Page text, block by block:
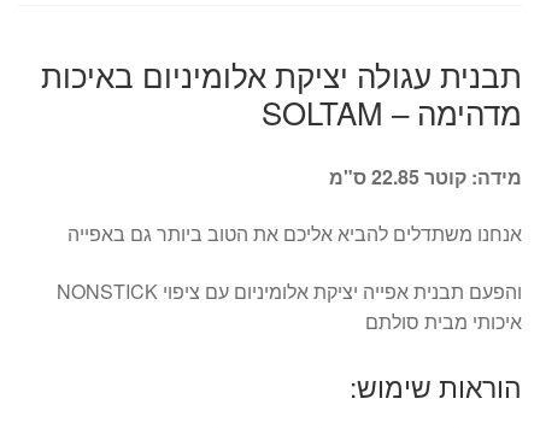
תבנית עגולה יציקת אלומיניום באיכות
מדהימה – SOLTAM
מידה: קוטר 22.85 ס"מ
אנחנו משתדלים להביא אליכם את הטוב ביותר גם באפייה
והפעם תבנית אפייה יציקת אלומיניום עם ציפוי NONSTICK
איכותי מבית סולתם
הוראות שימוש: